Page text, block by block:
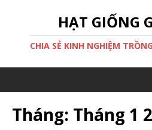
HẠT GIỐNG
CHIA SẺ KINH NGHIỆM
Tháng: Tháng 1